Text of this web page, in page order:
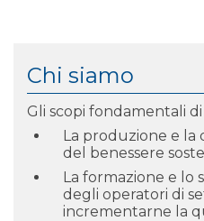
Chi siamo
Gli scopi fondamentali di
La produzione e
del benessere
La formazione e lo
degli operatori di
incrementarne la